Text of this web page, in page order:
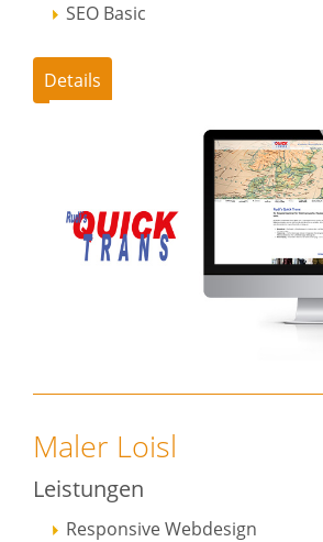
SEO Basic
Details
Maler Loisl
Leistungen
Responsive Webdesign